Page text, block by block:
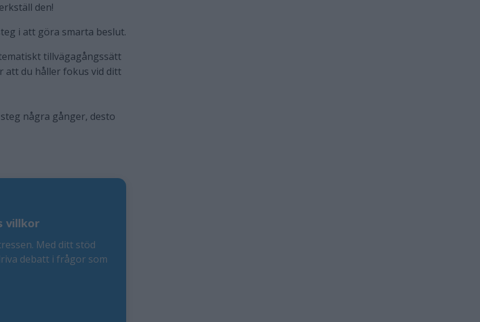
den!
i att göra smarta beslut.
tillvägagångssätt
att du håller fokus vid ditt
några gånger, desto
villkor
Med ditt stöd
debatt i frågor som